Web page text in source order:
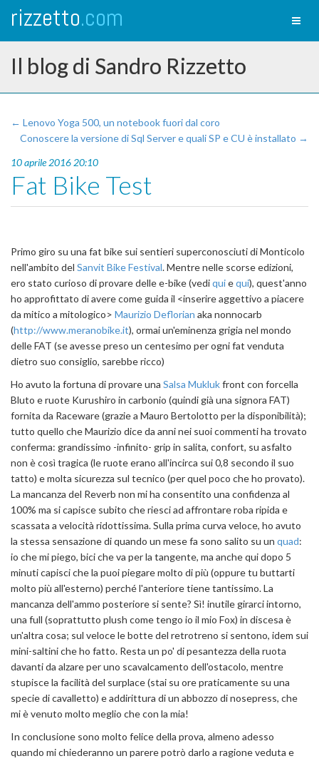
rizzetto.com
Il blog di Sandro Rizzetto
← Lenovo Yoga 500, un notebook fuori dal coro
Conoscere la versione di Sql Server e quali SP e CU è installato →
10 aprile 2016 20:10
Fat Bike Test
Primo giro su una fat bike sui sentieri superconosciuti di Monticolo
nell'ambito del Sanvit Bike Festival. Mentre nelle scorse edizioni,
ero stato curioso di provare delle e-bike (vediquiequi), quest'anno
ho approfittato di avere come guida il <inserire aggettivo a piacere
da mitico a mitologico> Maurizio Deflorian aka nonnocarb
(http://www.meranobike.it), ormai un'eminenza grigia nel mondo
delle FAT (se avesse preso un centesimo per ogni fat venduta
dietro suo consiglio, sarebbe ricco)
Ho avuto la fortuna di provare una Salsa Muklukfront con forcella
Bluto e ruote Kurushiro in carbonio (quindi già una signora FAT)
fornita da Raceware (grazie a Mauro Bertolotto per la disponibilità);
tutto quello che Maurizio dice da anni nei suoi commenti ha trovato
conferma: grandissimo -infinito- grip in salita, confort, su asfalto
non è così tragica (le ruote erano all'incirca sui 0,8 secondo il suo
tatto) e molta sicurezza sul tecnico (per quel poco che ho provato).
La mancanza del Reverb non mi ha consentito una confidenza al
100% ma si capisce subito che riesci ad affrontare roba ripida e
scassata a velocità ridottissima. Sulla prima curva veloce, ho avuto
la stessa sensazione di quando un mese fa sono salito su un quad:
io che mi piego, bici che va per la tangente, ma anche qui dopo 5
minuti capisci che la puoi piegare molto di più (oppure tu buttarti
molto più all'esterno) perché l'anteriore tiene tantissimo. La
mancanza dell'ammo posteriore si sente? Sì! inutile girarci intorno,
una full (soprattutto plush come tengo io il mio Fox) in discesa è
un'altra cosa; sul veloce le botte del retrotreno si sentono, idem sui
mini-saltini che ho fatto. Resta un po' di pesantezza della ruota
davanti da alzare per uno scavalcamento dell'ostacolo, mentre
stupisce la facilità del surplace (stai su ore praticamente su una
specie di cavalletto) e addirittura di un abbozzo di nosepress, che
mi è venuto molto meglio che con la mia!
In conclusione sono molto felice della prova, almeno adesso
quando mi chiederanno un parere potrò darlo a ragione veduta e